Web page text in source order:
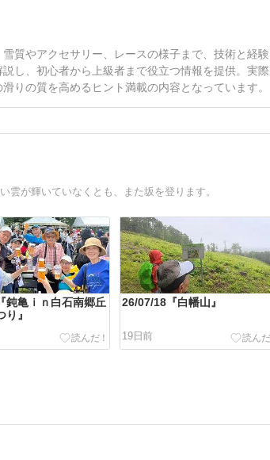
質やアクセサリー、レースの様子まで、技術と経験
し、初心者から上級者まで役立つ情報を提供。実際
りの質を高めるヒント満載の内容となっています。
雲が輝いていなくとも、また坂を登ります。
鈍亀ｉｎ白石南郷丘
り』
26/07/18『白幡山』
19日前